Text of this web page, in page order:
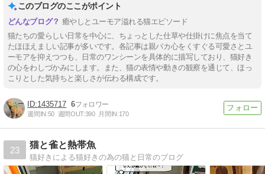
このブログのここがポイント
癒やしとユーモア溢れる猫エピソード
猫たちの愛らしい日常を中心に、ちょっとした仕草や仕掛けに焦点を当て
たほほえましい記事が多いです。各記事は親バカ心をくすぐる可愛さとユ
ーモアを抑えつつも、日常のワンシーンを具体的に描写しており、猫好き
の心をわしづかみにします。また、猫の表情や動きの観察を通じて、ほっ
こりとした気持ちと楽しさが伝わる構成です。
1435717 6
週間IN:50 週間OUT:390 月間IN:170
23
猫と雀と熱帯魚
猫好きによる猫好きの為の猫と日常のブログ